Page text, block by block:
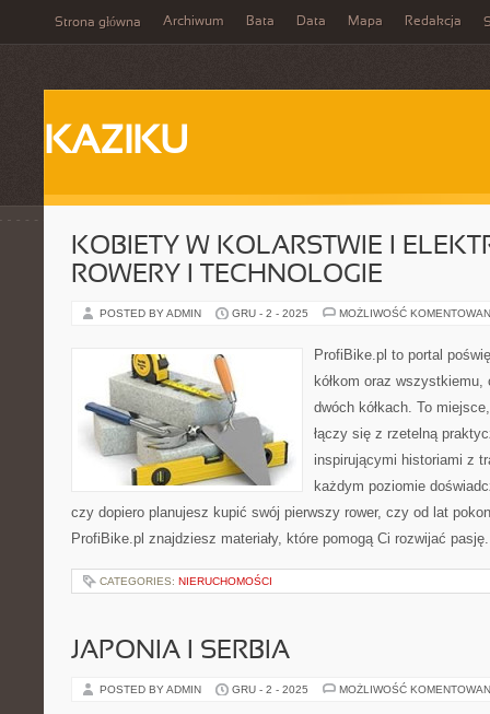
Strona główna Archiwum Bata Data Mapa Redakcja
KAZIKU
KOBIETY W KOLARSTWIE I
ROWERY I TECHNOLOGIE
POSTED BY ADMIN GRU - 2 - 2025 MOŻLIWOŚĆ
ProfiBike.pl to portal
kółkom oraz
dwóch kółkach. To
łączy się z rzetelną
inspirującymi historiami z
każdym poziomie
czy dopiero planujesz kupić swój pierwszy rower, czy od lat
ProfiBike.pl znajdziesz materiały, które pomogą Ci rozwijać
CATEGORIES: NIERUCHOMOŚCI
JAPONIA I SERBIA
POSTED BY ADMIN GRU - 2 - 2025 MOŻLIWOŚĆ